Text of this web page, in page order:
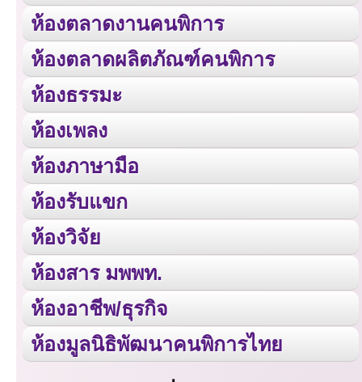
ห้องตลาดงานคนพิการ
ห้องตลาดผลิตภัณฑ์คนพิการ
ห้องธรรมะ
ห้องเพลง
ห้องภาษามือ
ห้องรับแขก
ห้องวิจัย
ห้องสาร มพพท.
ห้องอาชีพ/ธุรกิจ
ห้องมูลนิธิพัฒนาคนพิการไทย